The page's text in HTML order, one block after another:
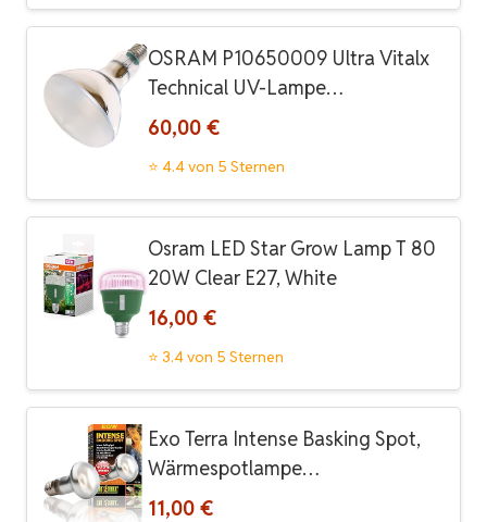
OSRAM P10650009 Ultra Vitalx
Technical UV-Lampe…
60,00 €
⭐ 4.4 von 5 Sternen
Osram LED Star Grow Lamp T 80
20W Clear E27, White
16,00 €
⭐ 3.4 von 5 Sternen
Exo Terra Intense Basking Spot,
Wärmespotlampe…
11,00 €